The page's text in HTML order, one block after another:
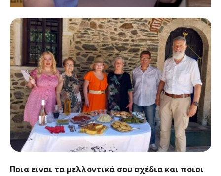
Ποια είναι τα μελλοντικά σου σχέδια και ποιοι